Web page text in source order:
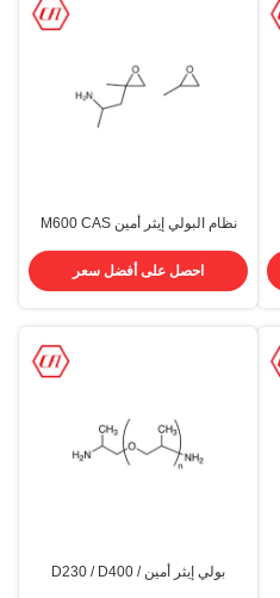
نظام البولي إيثر أمين M600 CAS
احصل على أفضل سعر
بولي إيثر أمين D230 / D400 /